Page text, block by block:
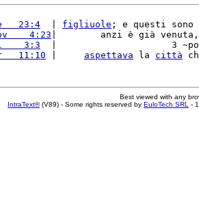
23:4 figliuole ; e questi
4:23 |        anzi è già
3:3
|                     3
11:10 aspettava la città
Best viewed with any
IntraText®(V89) - Some rights reserved by EuloTech SRL -